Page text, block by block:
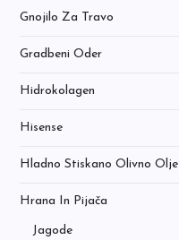
Gnojilo Za Travo
Gradbeni Oder
Hidrokolagen
Hisense
Hladno Stiskano Olivno Olje
Hrana In Pijača
Jagode